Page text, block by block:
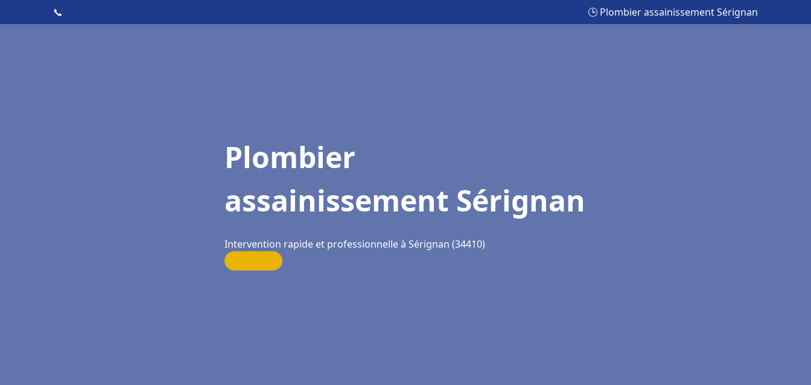
📞 🕒 Plombier assainissement Sérignan
Plombier
assainissement Sérignan
Intervention rapide et professionnelle à Sérignan (34410)